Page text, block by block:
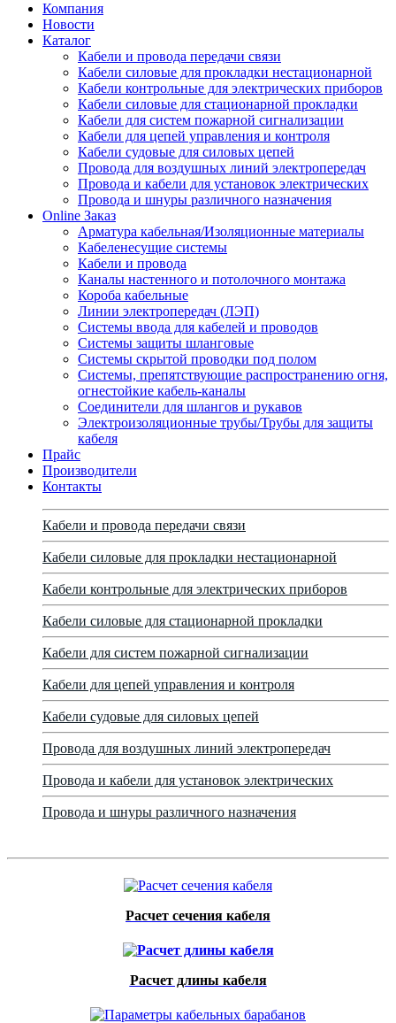
Компания
Новости
Каталог
Кабели и провода передачи связи
Кабели силовые для прокладки нестационарной
Кабели контрольные для электрических приборов
Кабели силовые для стационарной прокладки
Кабели для систем пожарной сигнализации
Кабели для цепей управления и контроля
Кабели судовые для силовых цепей
Провода для воздушных линий электропередач
Провода и кабели для установок электрических
Провода и шнуры различного назначения
Online Заказ
Арматура кабельная/Изоляционные материалы
Кабеленесущие системы
Кабели и провода
Каналы настенного и потолочного монтажа
Короба кабельные
Линии электропередач (ЛЭП)
Системы ввода для кабелей и проводов
Системы защиты шланговые
Системы скрытой проводки под полом
Системы, препятствующие распространению огня,
огнестойкие кабель-каналы
Соединители для шлангов и рукавов
Электроизоляционные трубы/Трубы для защиты
кабеля
Прайс
Производители
Контакты
Кабели и провода передачи связи
Кабели силовые для прокладки нестационарной
Кабели контрольные для электрических приборов
Кабели силовые для стационарной прокладки
Кабели для систем пожарной сигнализации
Кабели для цепей управления и контроля
Кабели судовые для силовых цепей
Провода для воздушных линий электропередач
Провода и кабели для установок электрических
Провода и шнуры различного назначения
Расчет сечения кабеля
Расчет длины кабеля